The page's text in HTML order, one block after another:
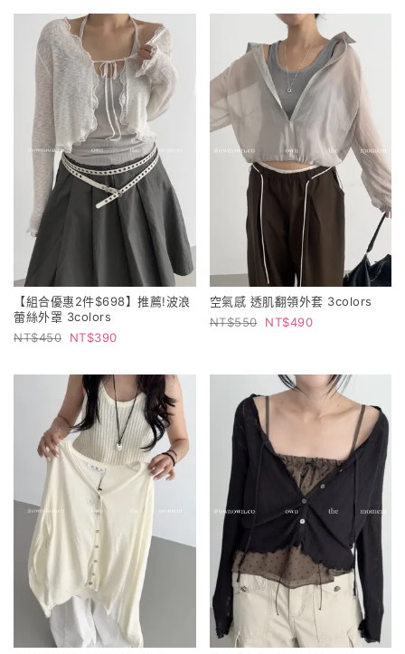
【組合優惠2件$698】推薦!波浪
蕾絲外罩 3colors
450
390
空氣感 透肌翻領外套 3colors
550
490